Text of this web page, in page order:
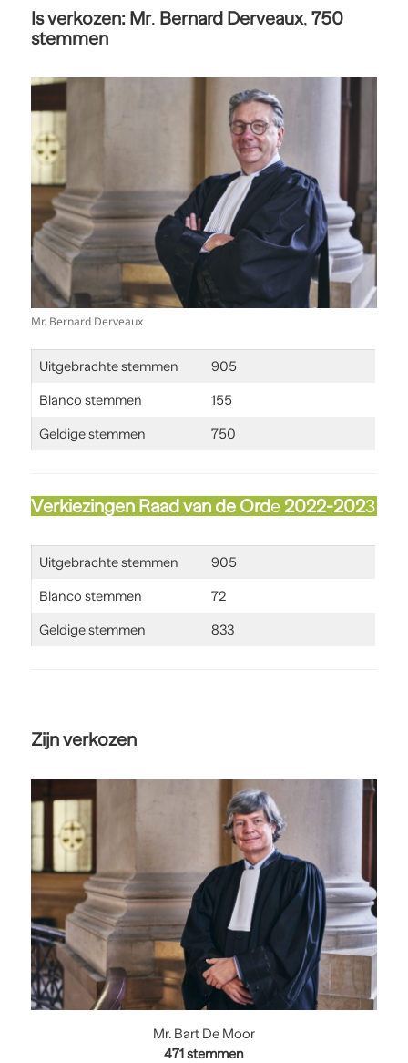
Is verkozen: Mr. Bernard Derveaux,750
stemmen
Mr. Bernard Derveaux
Uitgebrachte stemmen 905
Blanco stemmen 155
Geldige stemmen 750
Verkiezingen Raad van de Orde 2022-2023
Uitgebrachte stemmen 905
Blanco stemmen 72
Geldige stemmen 833
Zijn verkozen
Mr. Bart De Moor
471 stemmen